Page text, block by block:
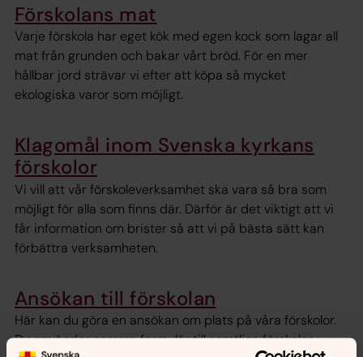
Förskolans mat
Varje förskola har eget kök med egen kock som lagar all
mat från grunden och bakar vårt bröd. För en mer
hållbar jord strävar vi efter att köpa så mycket
ekologiska varor som möjligt.
Klagomål inom Svenska kyrkans
förskolor
Vi vill att vår förskoleverksamhet ska vara så bra som
möjligt för alla som finns där. Därför är det viktigt att vi
får information om brister så att vi på bästa sätt kan
förbättra verksamheten.
Ansökan till förskolan
Här kan du göra en ansökan om plats på våra förskolor.
Du använder samma formulär till samtliga förskolor.